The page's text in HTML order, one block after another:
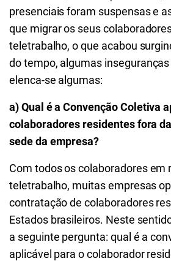
presenciais foram suspensas e
que migrar os seus
teletrabalho, o que acabou
do tempo, algumas
elenca-se algumas:
a) Qual é a Convenção Coletiva
colaboradores residentes fora
sede da empresa?
Com todos os colaboradores em
teletrabalho, muitas empresas
contratação de colaboradores
Estados brasileiros. Neste
a seguinte pergunta: qual é a
aplicável para o colaborador